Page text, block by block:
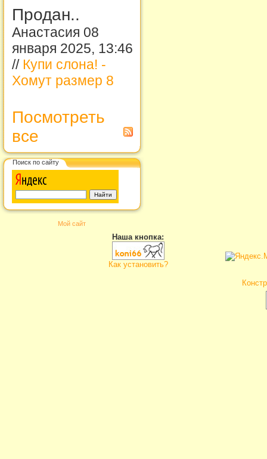
Продан..
Анастасия 08
января 2025, 13:46
// Купи слона! -
Хомут размер 8
Посмотреть
все
Поиск по сайту
Мой сайт
Наша кнопка:
Как установить?